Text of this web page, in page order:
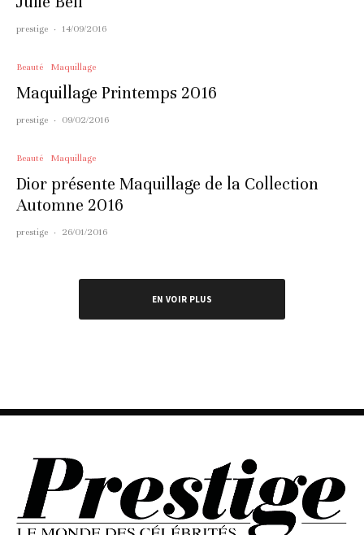
prestige · 14/09/2016
Beauté Maquillage
Maquillage Printemps 2016
prestige · 09/02/2016
Beauté Maquillage
Dior présente Maquillage de la Collection
Automne 2016
prestige · 26/01/2016
EN VOIR PLUS